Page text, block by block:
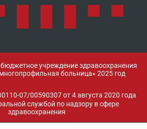
учреждение здравоохранения
больница» 2025 год
07/00590307 от 4 августа 2020 года
службой по надзору в сфере
здравоохранения